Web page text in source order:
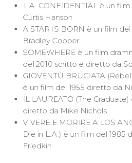
L.A. CONFIDENTIAL è un
Curtis Hanson
A STAR IS BORN è un film
Bradley Cooper
SOMEWHERE è un film
del 2010 scritto e diretto da
GIOVENTÙ BRUCIATA
è un film del 1955 diretto da
IL LAUREATO (The
diretto da Mike Nichols
VIVERE E MORIRE A LOS
Die in L.A.) è un film del 1985
Friedkin